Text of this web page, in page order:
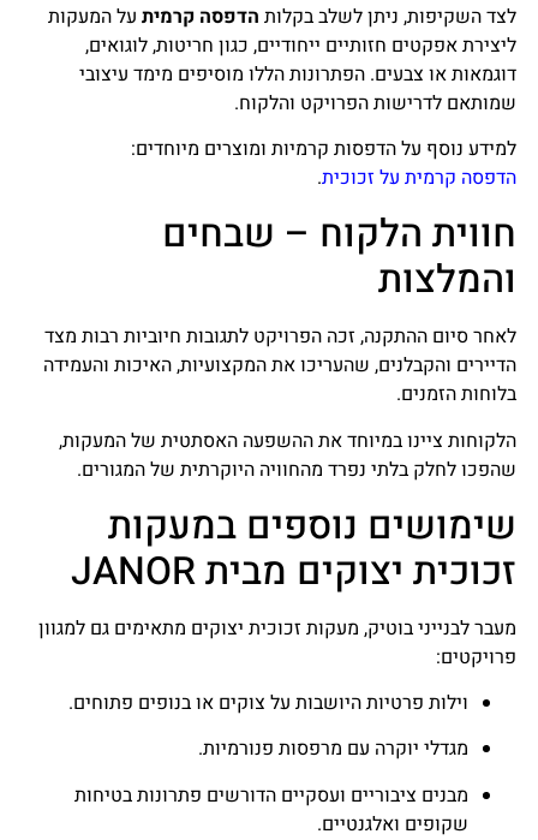
לצד השקיפות, ניתן לשלב בקלות הדפסה קרמית על המעקות
ליצירת אפקטים חזותיים ייחודיים, כגון חריטות, לוגואים,
דוגמאות או צבעים. הפתרונות הללו מוסיפים מימד עיצובי
שמותאם לדרישות הפרויקט והלקוח.
למידע נוסף על הדפסות קרמיות ומוצרים מיוחדים:
הדפסה קרמית על זכוכית.
חווית הלקוח – שבחים
והמלצות
לאחר סיום ההתקנה, זכה הפרויקט לתגובות חיוביות רבות מצד
הדיירים והקבלנים, שהעריכו את המקצועיות, האיכות והעמידה
בלוחות הזמנים.
הלקוחות ציינו במיוחד את ההשפעה האסתטית של המעקות,
שהפכו לחלק בלתי נפרד מהחוויה היוקרתית של המגורים.
שימושים נוספים במעקות
זכוכית יצוקים מבית JANOR
מעבר לבנייני בוטיק, מעקות זכוכית יצוקים מתאימים גם למגוון
פרויקטים:
וילות פרטיות היושבות על צוקים או בנופים פתוחים.
מגדלי יוקרה עם מרפסות פנורמיות.
מבנים ציבוריים ועסקיים הדורשים פתרונות בטיחות
שקופים ואלגנטיים.